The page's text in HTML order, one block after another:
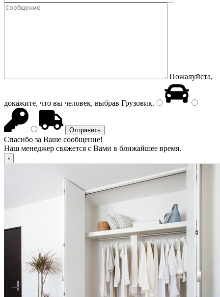
Пожалуйста,
докажите, что вы человек, выбрав Грузовик.
Спасибо за Ваше сообщение!
Наш менеджер свяжется с Вами в ближайшее время.